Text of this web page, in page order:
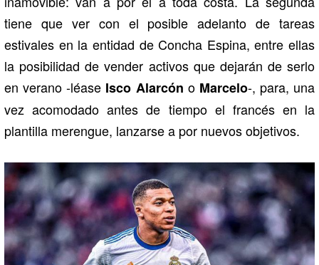
tiene que ver con el posible adelanto de tareas
estivales en la entidad de Concha Espina, entre ellas
la posibilidad de vender activos que dejarán de serlo
en verano -léase Isco Alarcón o Marcelo-, para, una
vez acomodado antes de tiempo el francés en la
plantilla merengue, lanzarse a por nuevos objetivos.